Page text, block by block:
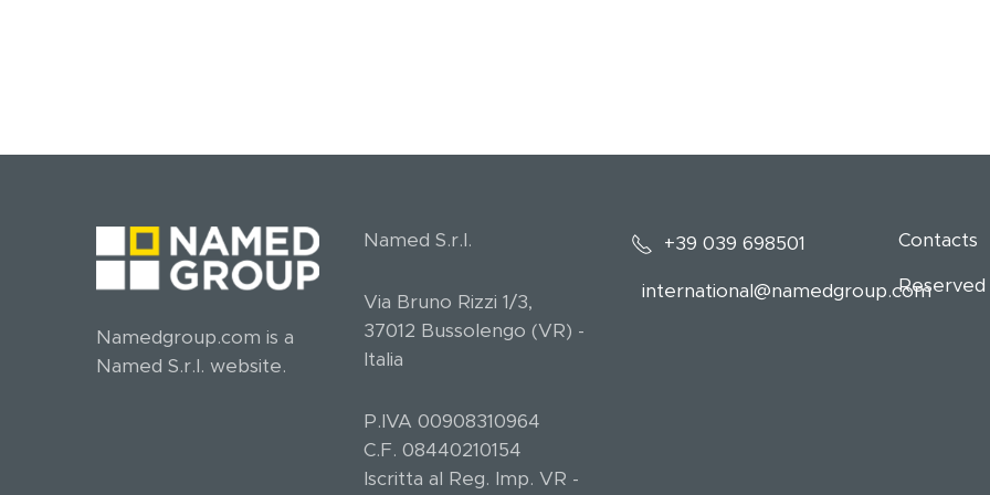
Namedgroup.com is a
Named S.r.l. website.
Named S.r.l.
Via Bruno Rizzi 1/3,
37012 Bussolengo (VR) -
Italia
P.IVA 00908310964
C.F. 08440210154
Iscritta al Reg. Imp. VR -
+39 039 698501
international@namedgroup.com
Contacts